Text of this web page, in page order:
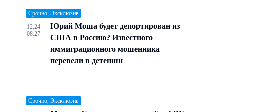
Срочно, Эксклюзив
12:24
08.27
Юрий Моша будет депортирован из
США в Россию? Известного
иммиграционного мошенника
перевели в детеншн
Срочно, Эксклюзив